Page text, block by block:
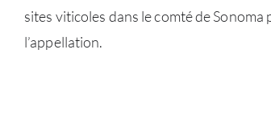
sites viticoles dans le comté de
l’appellation.